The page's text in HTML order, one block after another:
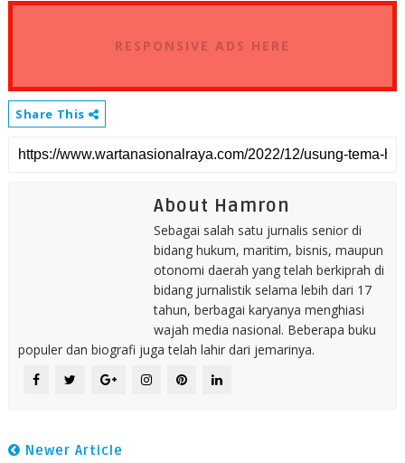
RESPONSIVE ADS HERE
Share This
About Hamron
Sebagai salah satu jurnalis senior di
bidang hukum, maritim, bisnis, maupun
otonomi daerah yang telah berkiprah di
bidang jurnalistik selama lebih dari 17
tahun, berbagai karyanya menghiasi
wajah media nasional. Beberapa buku
populer dan biografi juga telah lahir dari jemarinya.
Newer Article